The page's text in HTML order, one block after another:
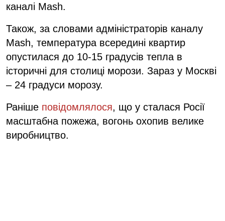
каналі Mash.
Також, за словами адміністраторів каналу
Mash, температура всередині квартир
опустилася до 10-15 градусів тепла в
історичні для столиці морози. Зараз у Москві
– 24 градуси морозу.
Раніше повідомлялося, що у сталася Росії
масштабна пожежа, вогонь охопив велике
виробництво.